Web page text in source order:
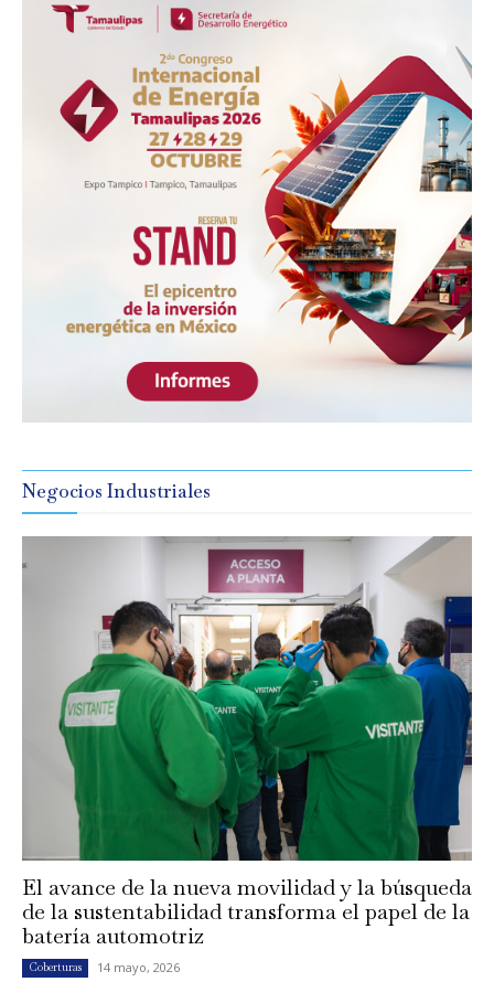
Negocios Industriales
El avance de la nueva movilidad y la búsqueda
de la sustentabilidad transforma el papel de la
batería automotriz
Coberturas 14 mayo, 2026